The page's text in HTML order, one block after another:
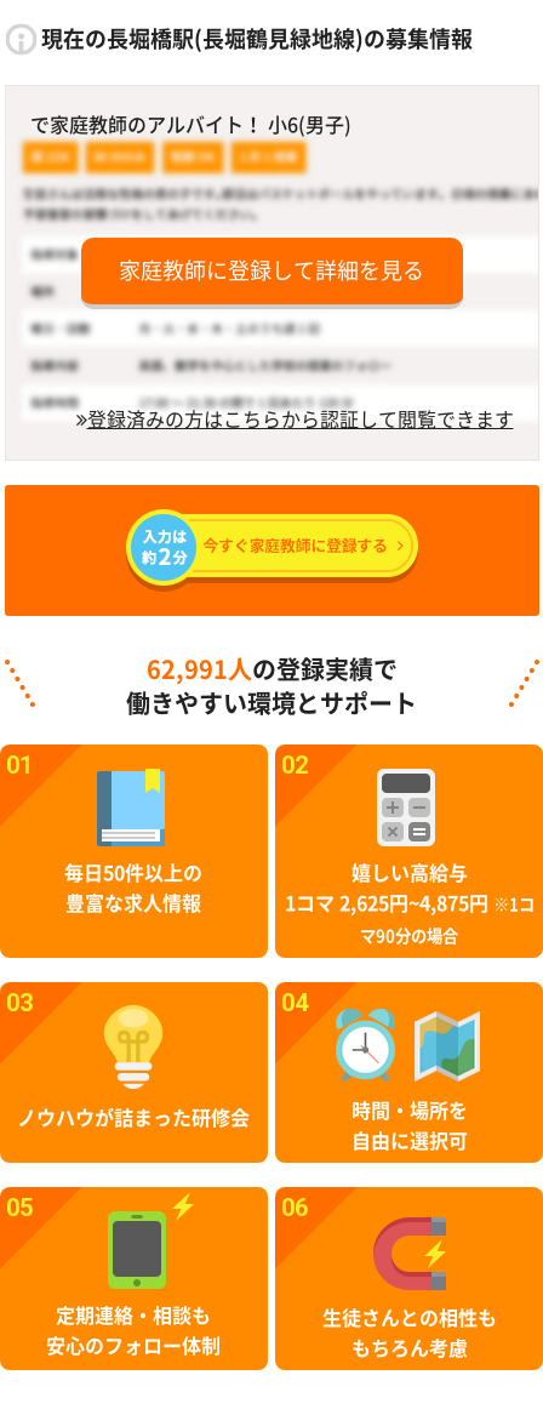
現在の長堀橋駅(長堀鶴見緑地線)の募集情報
で家庭教師のアルバイト！ 小6(男子)
家庭教師に登録して詳細を見る
登録済みの方はこちらから認証して閲覧できます
62,991人 の登録実績で
働きやすい環境とサポート
01
毎日50件以上の
豊富な求人情報
02
嬉しい高給与
1コマ 2,625円~4,875円
※1コ
マ90分の場合
03
ノウハウが詰まった研修会
04
時間・場所を
自由に選択可
05
定期連絡・相談も
安心のフォロー体制
06
生徒さんとの相性も
もちろん考慮